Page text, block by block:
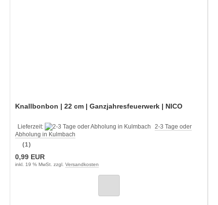
Knallbonbon | 22 cm | Ganzjahresfeuerwerk | NICO
Lieferzeit:
2-3 Tage oder
Abholung in Kulmbach
(1)
0,99 EUR
inkl. 19 % MwSt. zzgl. Versandkosten